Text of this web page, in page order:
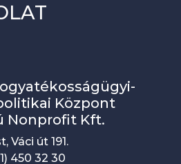
Központ
Nonprofit Kft.
Váci út 191.
450 32 30